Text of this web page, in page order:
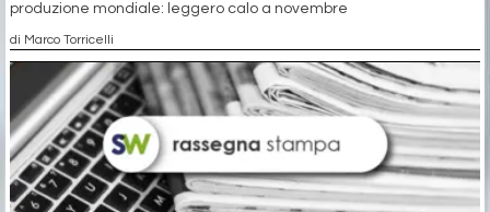
produzione mondiale: leggero calo a novembre
di Marco Torricelli